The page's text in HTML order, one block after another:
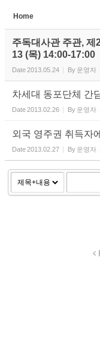
Home
주독대사관 주관, 제
13 (목) 14:00-17:00
Date2013.05.24 By 운영자
차세대 동포단체 간
Date2013.02.26 By 운영자
외국 영주권 취득자
Date2013.02.27 By 운영자